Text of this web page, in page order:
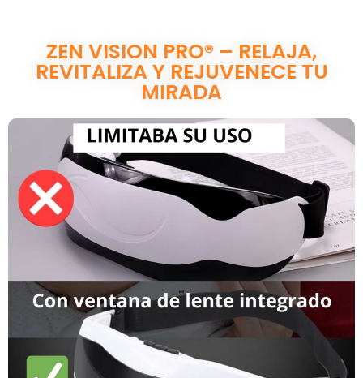
ZEN VISION PRO® – RELAJA,
REVITALIZA Y REJUVENECE TU
MIRADA